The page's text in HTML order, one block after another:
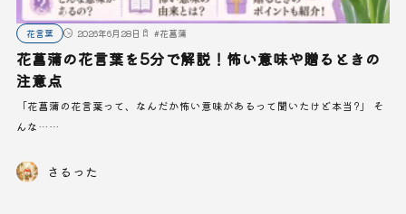
花言葉 2026年6月28日 #花菖蒲
花菖蒲の花言葉を5分で解説！怖い意味や贈るときの
注意点
「花菖蒲の花言葉って、なんだか怖い意味があるって聞いたけど本当?」 そ
んな……
さるった